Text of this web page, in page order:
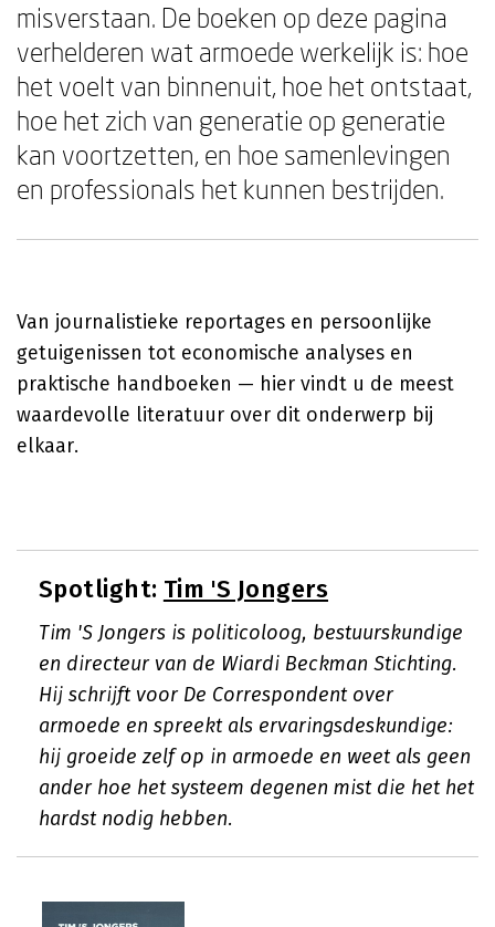
misverstaan. De boeken op deze pagina
verhelderen wat armoede werkelijk is: hoe
het voelt van binnenuit, hoe het ontstaat,
hoe het zich van generatie op generatie
kan voortzetten, en hoe samenlevingen
en professionals het kunnen bestrijden.
Van journalistieke reportages en persoonlijke
getuigenissen tot economische analyses en
praktische handboeken — hier vindt u de meest
waardevolle literatuur over dit onderwerp bij
elkaar.
Spotlight: Tim 'S Jongers
Tim 'S Jongers is politicoloog, bestuurskundige
en directeur van de Wiardi Beckman Stichting.
Hij schrijft voor De Correspondent over
armoede en spreekt als ervaringsdeskundige:
hij groeide zelf op in armoede en weet als geen
ander hoe het systeem degenen mist die het het
hardst nodig hebben.